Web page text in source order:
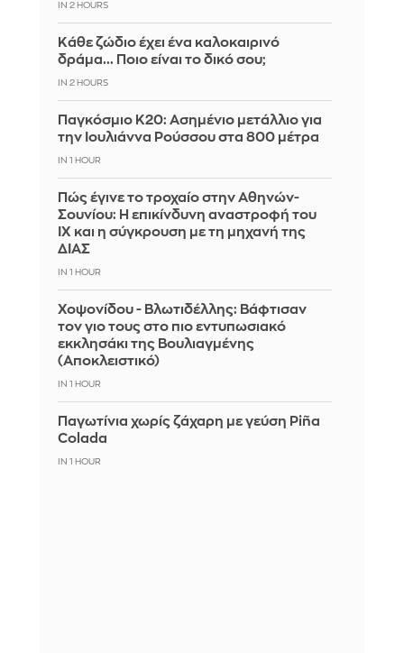
IN 2 HOURS
Κάθε ζώδιο έχει ένα καλοκαιρινό
δράμα... Ποιο είναι το δικό σου;
IN 2 HOURS
Παγκόσμιο Κ20: Ασημένιο μετάλλιο για
την Ιουλιάννα Ρούσσου στα 800 μέτρα
IN 1 HOUR
Πώς έγινε το τροχαίο στην Αθηνών-
Σουνίου: Η επικίνδυνη αναστροφή του
ΙΧ και η σύγκρουση με τη μηχανή της
ΔΙΑΣ
IN 1 HOUR
Χοψονίδου - Βλωτιδέλλης: Βάφτισαν
τον γιο τους στο πιο εντυπωσιακό
εκκλησάκι της Βουλιαγμένης
(Αποκλειστικό)
IN 1 HOUR
Παγωτίνια χωρίς ζάχαρη με γεύση Piña
Colada
IN 1 HOUR